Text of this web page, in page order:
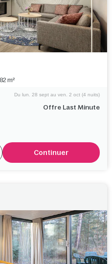
m²
Offre Last Minute
Du lun. 28 sept au ven. 2 oct (4 nuits)
Continuer